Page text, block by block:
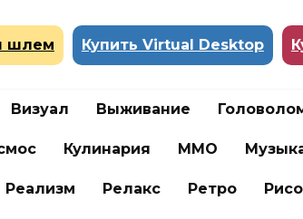
шлем Купить Virtual Desktop
Визуал Выживание
Кулинария ММО
Реализм Релакс Ретро